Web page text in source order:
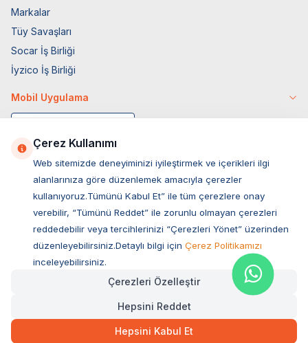
Markalar
Tüy Savaşları
Socar İş Birliği
İyzico İş Birliği
Mobil Uygulama
Müşteri Hizmetleri
Sıkça Sorulan Sorular
Ovacık Mah. Hacıoğlu Sok. No:13 Başiskele / KOCAELİ
Müşteri Destek Hattı
Çerez Kullanımı
Web sitemizde deneyiminizi iyileştirmek ve içerikleri ilgi
alanlarınıza göre düzenlemek amacıyla çerezler
kullanıyoruz.Tümünü Kabul Et” ile tüm çerezlere onay
verebilir, “Tümünü Reddet” ile zorunlu olmayan çerezleri
reddedebilir veya tercihlerinizi “Çerezleri Yönet” üzerinden
düzenleyebilirsiniz.Detaylı bilgi için Çerez Politikamızı
inceleyebilirsiniz.
Çerezleri Özelleştir
Hepsini Reddet
Hepsini Kabul Et